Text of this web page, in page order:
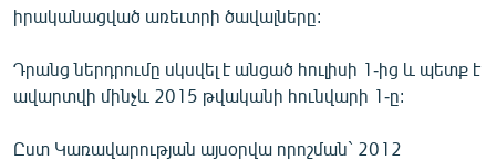
Русский
ՀԵՏԵՎԵՔ ՄԵԶ
իրականացված առեւտրի ծավալները:
Դրանց ներդրումը սկսվել է անցած հուլիսի 1-ից և պետք է
ավարտվի մինչև 2015 թվականի հունվարի 1-ը:
Ըստ Կառավարության այսօրվա որոշման` 2012